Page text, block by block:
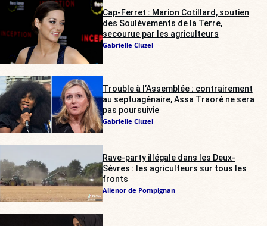
Cap-Ferret : Marion Cotillard, soutien
des Soulèvements de la Terre,
secourue par les agriculteurs
Gabrielle Cluzel
Trouble à l’Assemblée : contrairement
au septuagénaire, Assa Traoré ne sera
pas poursuivie
Gabrielle Cluzel
Rave-party illégale dans les Deux-
Sèvres : les agriculteurs sur tous les
fronts
Alienor de Pompignan